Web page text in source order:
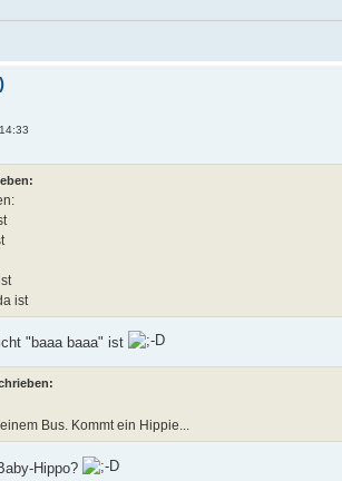
ist
"baaa baaa" ist
Bus. Kommt ein Hippie...
Hippo?